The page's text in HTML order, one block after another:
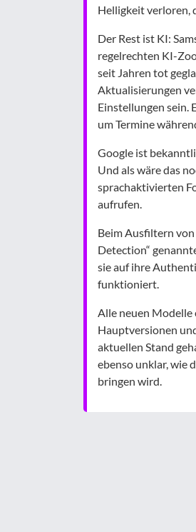
Helligkeit verloren,
Der Rest ist KI:
regelrechten KI-
seit Jahren tot
Aktualisierungen
Einstellungen sein.
um Termine
Google ist
Und als wäre das
sprachaktivierten
aufrufen.
Beim Ausfiltern von
Detection“
sie auf ihre
funktioniert.
Alle neuen
Hauptversionen
aktuellen Stand
ebenso unklar, wie
bringen wird.